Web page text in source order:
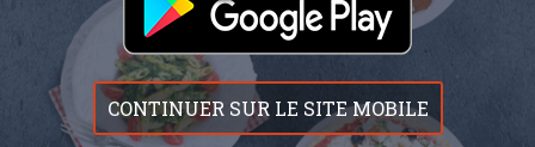
CONTINUER SUR LE SITE MOBILE